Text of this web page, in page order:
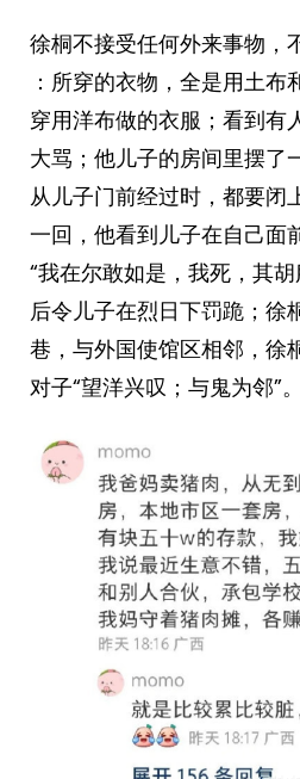
徐桐不接受任何外来事物，
：所穿的衣物，全是用土
穿用洋布做的衣服；看到有
大骂；他儿子的房间里摆了
从儿子门前经过时，都要闭
一回，他看到儿子在自己面
“我在尔敢如是，我死，其
后令儿子在烈日下罚跪；徐
巷，与外国使馆区相邻，徐
对子“望洋兴叹；与鬼为邻”。